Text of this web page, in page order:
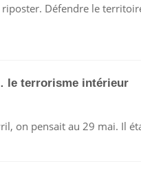
Défendre le
le terrorisme intérieur
on pensait au 29 mai. Il